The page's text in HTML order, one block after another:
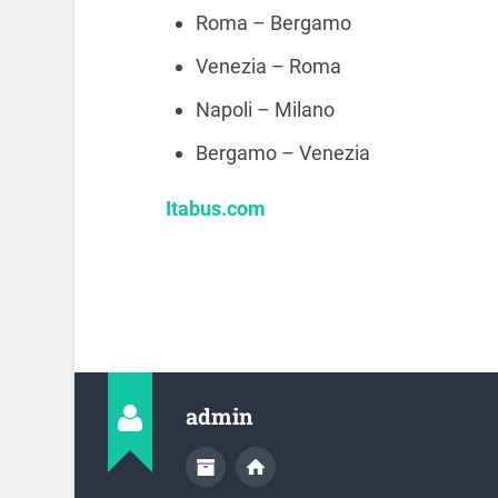
Roma – Bergamo
Venezia – Roma
Napoli – Milano
Bergamo – Venezia
Itabus.com
admin